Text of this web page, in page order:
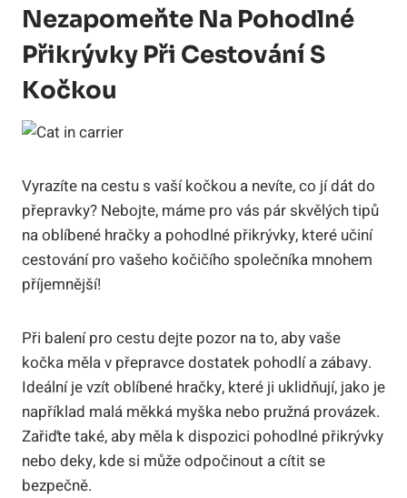
Nezapomeňte Na Pohodlné
Přikrývky Při Cestování S
Kočkou
Vyrazíte na cestu s vaší kočkou a nevíte, co jí dát do
přepravky? Nebojte, máme pro vás pár skvělých tipů
na oblíbené hračky a pohodlné přikrývky, které učiní
cestování pro vašeho kočičího společníka mnohem
příjemnější!
Při balení pro cestu dejte pozor na to, aby vaše
kočka měla v přepravce dostatek pohodlí a zábavy.
Ideální je vzít oblíbené hračky, které ji uklidňují, jako je
například malá měkká myška nebo pružná provázek.
Zařiďte také, aby měla k dispozici pohodlné přikrývky
nebo deky, kde si může odpočinout a cítit se
bezpečně.